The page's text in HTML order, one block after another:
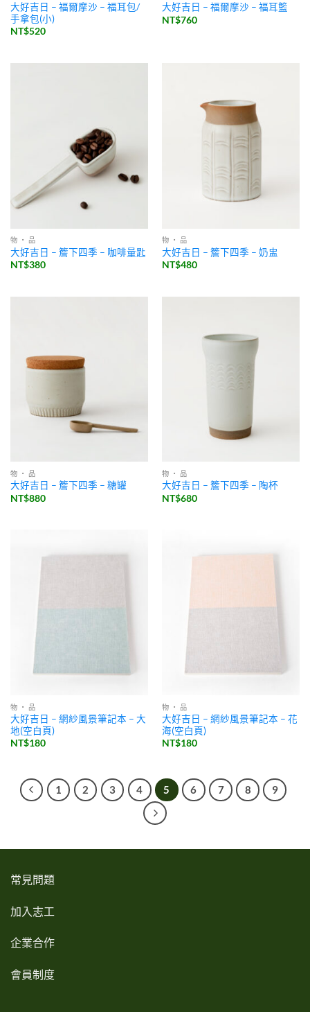
大好吉日 – 福爾摩沙 – 福耳包/
手拿包(小)
NT$520
大好吉日 – 福爾摩沙 – 福耳籃
NT$760
物 ・ 品
大好吉日 – 簷下四季 – 咖啡量匙
NT$380
物 ・ 品
大好吉日 – 簷下四季 – 奶盅
NT$480
物 ・ 品
大好吉日 – 簷下四季 – 糖罐
NT$880
物 ・ 品
大好吉日 – 簷下四季 – 陶杯
NT$680
物 ・ 品
大好吉日 – 網紗風景筆記本 – 大
地(空白頁)
NT$180
物 ・ 品
大好吉日 – 網紗風景筆記本 – 花
海(空白頁)
NT$180
1 2 3 4 5 6 7 8 9
常見問題
加入志工
企業合作
會員制度